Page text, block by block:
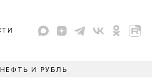
НЕФТЬ И РУБЛЬ